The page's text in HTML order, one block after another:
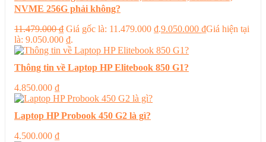
NVME 256G phải không?
11.479.000₫ Giá gốc là: 11.479.000 ₫.9.050.000 ₫Giá hiện tại
là: 9.050.000 ₫.
Thông tin về Laptop HP Elitebook 850 G1?
4.850.000 ₫
Laptop HP Probook 450 G2 là gì?
4.500.000 ₫